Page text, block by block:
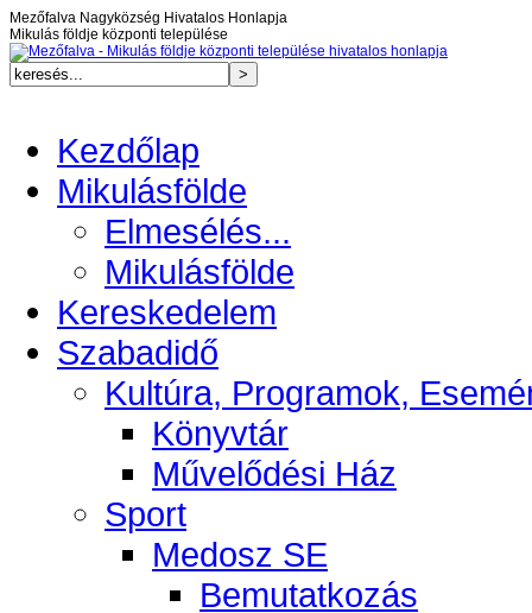
Mezőfalva Nagyközség Hivatalos Honlapja
Mikulás földje központi települése
Kezdőlap
Mikulásfölde
Elmesélés...
Mikulásfölde
Kereskedelem
Szabadidő
Kultúra, Programok,
Könyvtár
Művelődési Ház
Sport
Medosz SE
Bemutatkozás